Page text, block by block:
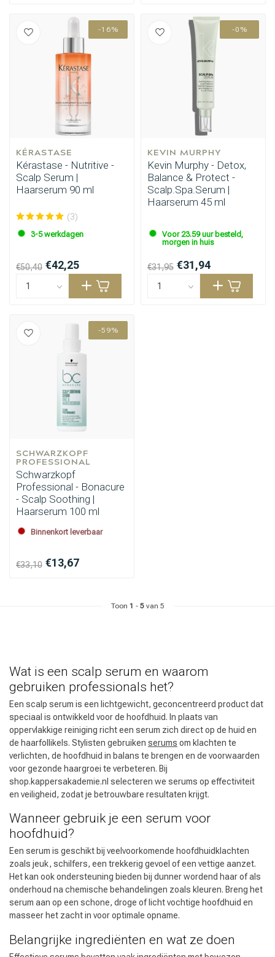
-16%
KÉRASTASE
Kérastase - Nutritive -
Scalp Serum |
Haarserum 90 ml
(3)
3-5 werkdagen
€50,40 €42,25
-0%
KEVIN MURPHY
Kevin Murphy - Detox,
Balance & Protect -
Scalp.Spa.Serum |
Haarserum 45 ml
Voor 23.59 uur besteld,
morgen in huis
€31,95 €31,94
-59%
SCHWARZKOPF
PROFESSIONAL
Schwarzkopf
Professional - Bonacure
- Scalp Soothing |
Haarserum 100 ml
Binnenkort leverbaar
€33,10 €13,67
Toon 1 - 5van 5
Wat is een scalp serum en waarom
gebruiken professionals het?
Een scalp serum is een lichtgewicht, geconcentreerd product dat
speciaal is ontwikkeld voor de hoofdhuid. In plaats van
oppervlakkige reiniging richt een serum zich direct op de huid en
de haarfollikels. Stylisten gebruiken serums om klachten te
verlichten, de hoofdhuid in balans te brengen en de voorwaarden
voor gezonde haargroei te verbeteren. Bij
shop.kappersakademie.nl selecteren we serums op effectiviteit
en veiligheid, zodat je betrouwbare resultaten krijgt.
Wanneer gebruik je een serum voor
hoofdhuid?
Een serum is geschikt bij veelvoorkomende hoofdhuidklachten
zoals jeuk, schilfers, een trekkerig gevoel of een vettige aanzet.
Het kan ook ondersteuning bieden bij dunner wordend haar of als
onderhoud na chemische behandelingen zoals kleuren. Breng het
serum aan op een schone, droge of licht vochtige hoofdhuid en
masseer het zacht in voor optimale opname.
Belangrijke ingrediënten en wat ze doen